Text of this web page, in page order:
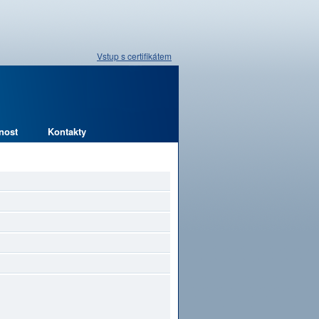
Vstup s certifikátem
Kontakty